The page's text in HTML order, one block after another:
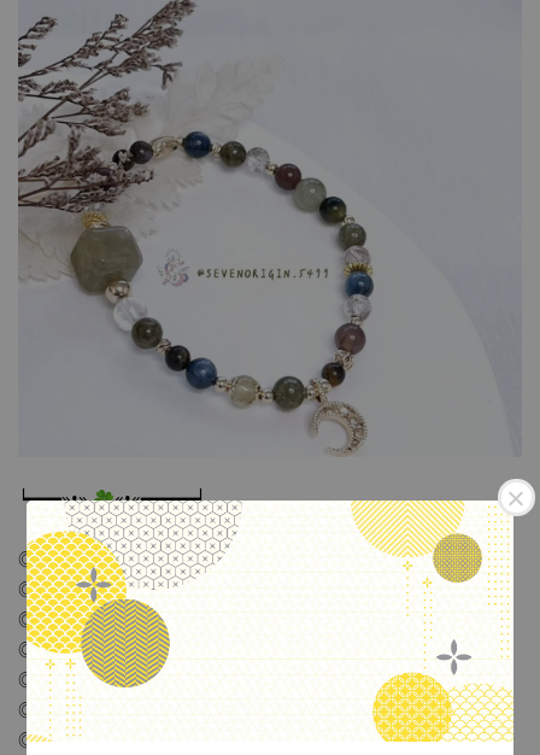
┕━━━»•»
«•«━━━━━┙
【  5477心靈工作室  8/3 水晶手珠 課程資訊】
◎主題：#水晶手串 設計款課程
◎日期：2024.8.3 （星期六）
◎時間：14:00-16:00（個人速度會些許不同）
◎地點：恬事 （鹿港鎮菜園路38號）
◎費用：$1200元（含材料、上課花草茶飲品一杯）
◎人數：2人以上開課，6人額滿
◎年齡：12歲以上